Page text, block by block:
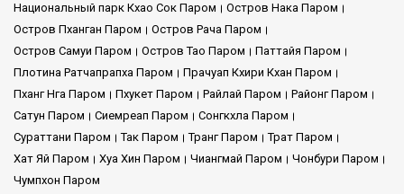
Национальный парк Кхао Сок Паром
Остров Нака Паром
Остров Пханган Паром
Остров Рача Паром
Остров Самуи Паром
Остров Тао Паром
Паттайя Паром
Плотина Ратчапрапха Паром
Прачуап Кхири Кхан Паром
Пханг Нга Паром
Пхукет Паром Райлай Паром
Районг Паром
Сатун Паром
Сиемреап Паром
Сонгкхла Паром
Сураттани Паром
Так Паром Транг Паром
Трат Паром
Хат Яй Паром
Хуа Хин Паром Чиангмай Паром
Чонбури Паром
Чумпхон Паром